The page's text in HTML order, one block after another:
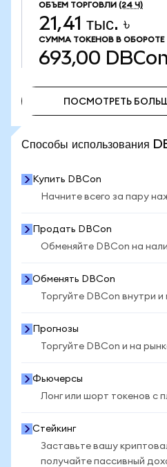
ОБЪЕМ ТОРГОВЛИ (24 Ч)
21,41 тыс. ৳
СУММА ТОКЕНОВ В ОБОРОТЕ
693,00 DBCon
ПОСМОТРЕТЬ
Способы использования
Купить DBCon
Начните всего за пару
Продать DBCon
Обменяйте DBCon на
Обменять DBCon
Торгуйте DBCon внутри
Прогнозы
Торгуйте DBCon и на
Фьючерсы
Лонг или шорт токенов с
Стейкинг
Заставьте вашу
получайте пассивный